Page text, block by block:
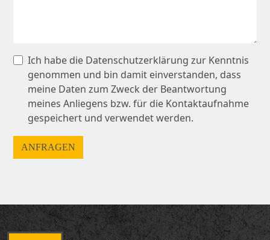
Ich habe die Datenschutzerklärung zur Kenntnis
genommen und bin damit einverstanden, dass
meine Daten zum Zweck der Beantwortung
meines Anliegens bzw. für die Kontaktaufnahme
gespeichert und verwendet werden.